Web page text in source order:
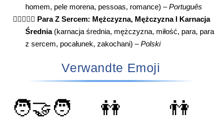
homem, pele morena, pessoas, romance) –Português
👨🏽‍❤️‍👨🏽 Para Z Sercem: Mężczyzna, Mężczyzna I Karnacja
Średnia(karnacja średnia, mężczyzna, miłość, para, para
z sercem, pocałunek, zakochani) –Polski
Verwandte Emoji
🧑‍🤝‍🧑 👭 👫